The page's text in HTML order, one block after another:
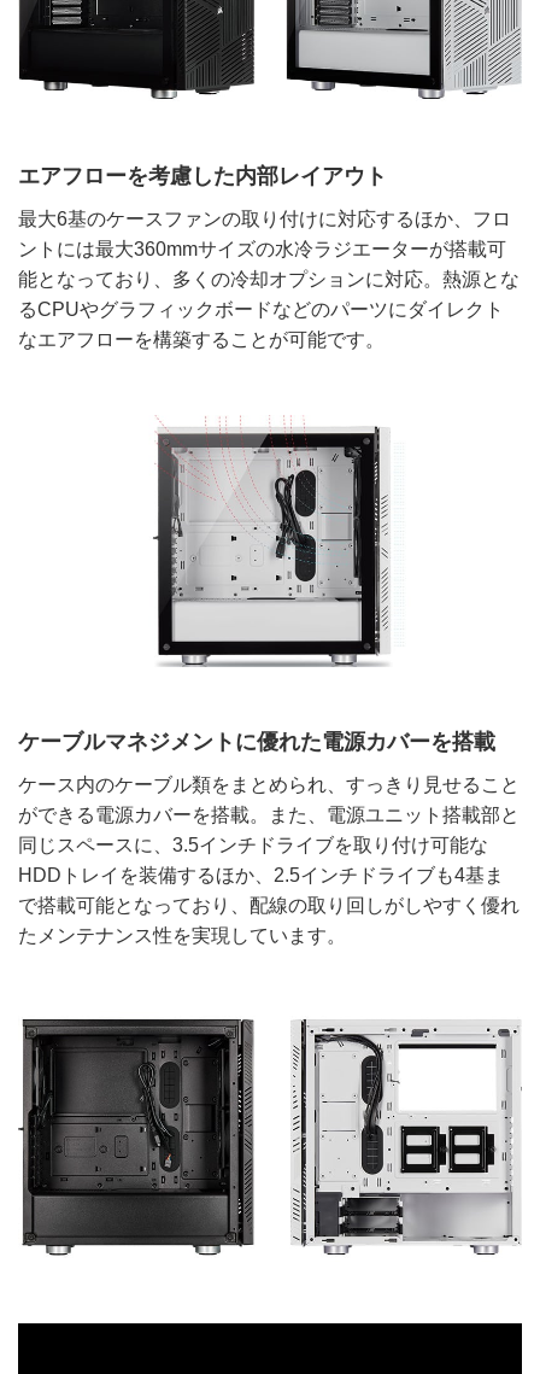
エアフローを考慮した内部レイアウト
最大6基のケースファンの取り付けに対応するほか、フロ
ントには最大360mmサイズの水冷ラジエーターが搭載可
能となっており、多くの冷却オプションに対応。熱源とな
るCPUやグラフィックボードなどのパーツにダイレクト
なエアフローを構築することが可能です。
ケーブルマネジメントに優れた電源カバーを搭載
ケース内のケーブル類をまとめられ、すっきり見せること
ができる電源カバーを搭載。また、電源ユニット搭載部と
同じスペースに、3.5インチドライブを取り付け可能な
HDDトレイを装備するほか、2.5インチドライブも4基ま
で搭載可能となっており、配線の取り回しがしやすく優れ
たメンテナンス性を実現しています。